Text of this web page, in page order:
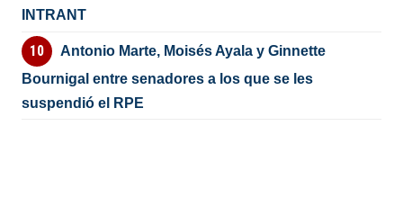
INTRANT
Antonio Marte, Moisés Ayala y Ginnette
Bournigal entre senadores a los que se les
suspendió el RPE